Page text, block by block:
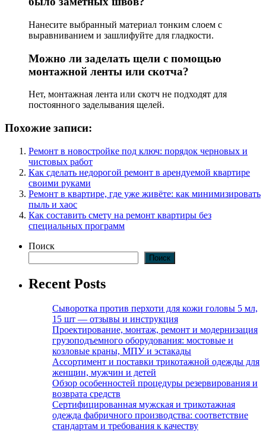
Нанесите выбранный материал тонким слоем с
выравниванием и зашлифуйте для гладкости.
Можно ли заделать щели с помощью
монтажной ленты или скотча?
Нет, монтажная лента или скотч не подходят для
постоянного заделывания щелей.
Похожие записи:
Ремонт в новостройке под ключ: порядок черновых и
чистовых работ
Как сделать недорогой ремонт в арендуемой квартире
своими руками
Ремонт в квартире, где уже живёте: как минимизировать
пыль и хаос
Как составить смету на ремонт квартиры без
специальных программ
Поиск
Поиск
Recent Posts
Сыворотка против перхоти для кожи головы 5 мл,
15 шт — отзывы и инструкция
Проектирование, монтаж, ремонт и модернизация
грузоподъемного оборудования: мостовые и
козловые краны, МПУ и эстакады
Ассортимент и поставки трикотажной одежды для
женщин, мужчин и детей
Обзор особенностей процедуры резервирования и
возврата средств
Сертифицированная мужская и трикотажная
одежда фабричного производства: соответствие
стандартам и требования к качеству